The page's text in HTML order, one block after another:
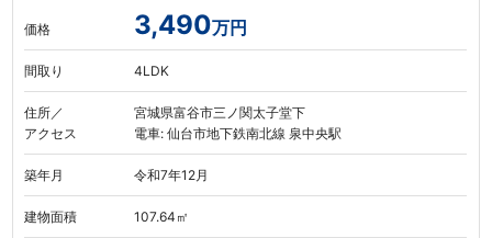
価格 3,490万円
間取り 4LDK
住所／
アクセス
宮城県富谷市三ノ関太子堂下
電車: 仙台市地下鉄南北線 泉中央駅
築年月 令和7年12月
建物面積 107.64㎡